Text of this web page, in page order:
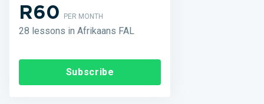
R60PER MONTH
28 lessons in Afrikaans FAL
Subscribe